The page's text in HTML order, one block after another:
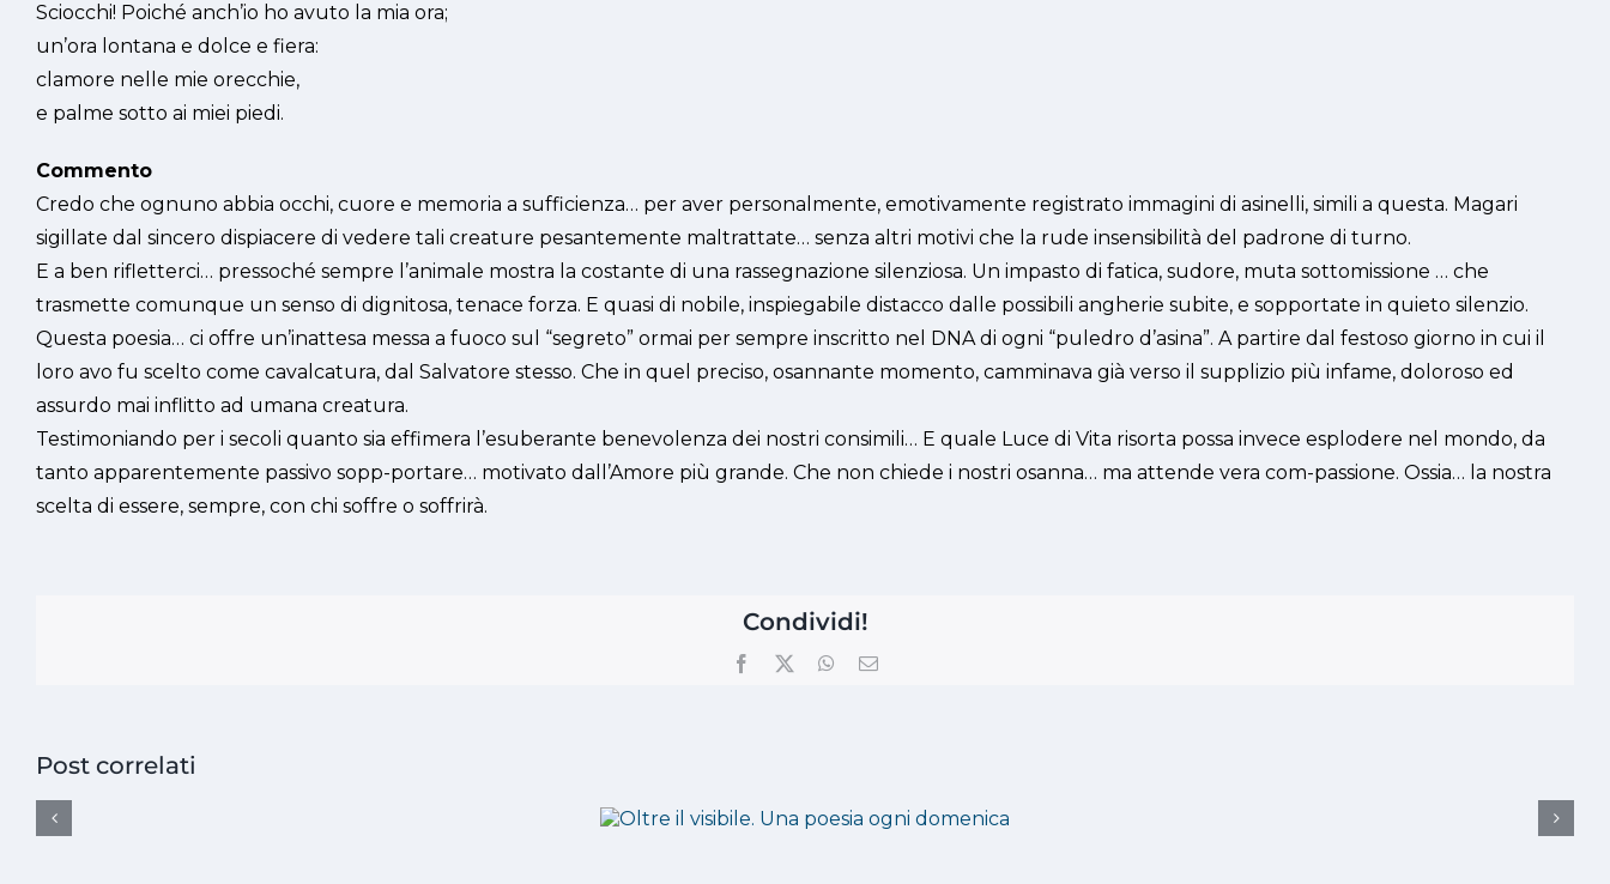
Sciocchi! Poiché anch’io ho avuto la mia ora;
un’ora lontana e dolce e fiera:
clamore nelle mie orecchie,
e palme sotto ai miei piedi.
Commento
Credo che ognuno abbia occhi, cuore e memoria a sufficienza… per aver personalmente, emotivamente registrato immagini di asinelli, simili a questa. Magari
sigillate dal sincero dispiacere di vedere tali creature pesantemente maltrattate… senza altri motivi che la rude insensibilità del padrone di turno.
E a ben rifletterci… pressoché sempre l’animale mostra la costante di una rassegnazione silenziosa. Un impasto di fatica, sudore, muta sottomissione … che
trasmette comunque un senso di dignitosa, tenace forza. E quasi di nobile, inspiegabile distacco dalle possibili angherie subite, e sopportate in quieto silenzio.
Questa poesia… ci offre un’inattesa messa a fuoco sul “segreto” ormai per sempre inscritto nel DNA di ogni “puledro d’asina”. A partire dal festoso giorno in cui il
loro avo fu scelto come cavalcatura, dal Salvatore stesso. Che in quel preciso, osannante momento, camminava già verso il supplizio più infame, doloroso ed
assurdo mai inflitto ad umana creatura.
Testimoniando per i secoli quanto sia effimera l’esuberante benevolenza dei nostri consimili… E quale Luce di Vita risorta possa invece esplodere nel mondo, da
tanto apparentemente passivo sopp-portare… motivato dall’Amore più grande. Che non chiede i nostri osanna… ma attende vera com-passione. Ossia… la nostra
scelta di essere, sempre, con chi soffre o soffrirà.
Condividi!
Facebook WhatsApp
Email
Post correlati